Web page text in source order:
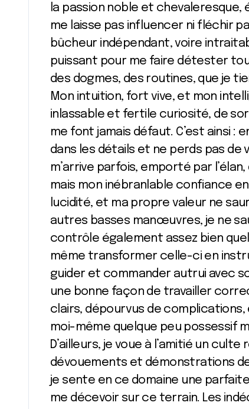
la passion noble et
me laisse pas influencer ni fléchir
bûcheur indépendant, voire
puissant pour me faire détester
des dogmes, des routines, que je
Mon intuition, fort vive, et mon
inlassable et fertile curiosité, de
me font jamais défaut. C’est ainsi :
dans les détails et ne perds pas de
m’arrive parfois, emporté par
mais mon inébranlable confiance
lucidité, et ma propre valeur ne
autres basses manœuvres, je ne
contrôle également assez bien
même transformer celle-ci en
guider et commander autrui avec
une bonne façon de travailler
clairs, dépourvus de
moi-même quelque peu possessif
D’ailleurs, je voue à l’amitié un
dévouements et démonstrations
je sente en ce domaine une
me décevoir sur ce terrain. Les